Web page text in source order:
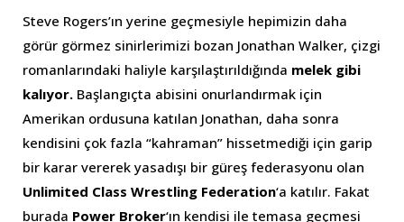
Steve Rogers’ın yerine geçmesiyle hepimizin daha
görür görmez sinirlerimizi bozan Jonathan Walker, çizgi
romanlarındaki haliyle karşılaştırıldığında melek gibi
kalıyor. Başlangıçta abisini onurlandırmak için
Amerikan ordusuna katılan Jonathan, daha sonra
kendisini çok fazla “kahraman” hissetmediği için garip
bir karar vererek yasadışı bir güreş federasyonu olan
Unlimited Class Wrestling Federation‘a katılır. Fakat
burada Power Broker‘ın kendisi ile temasa geçmesi